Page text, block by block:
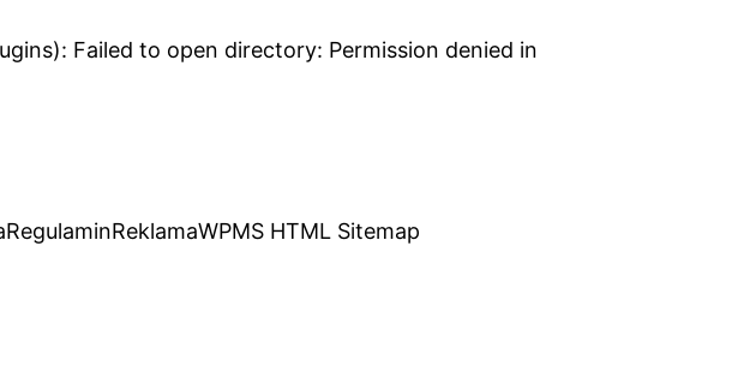
Failed to open directory: Permission denied in
RegulaminReklamaWPMS HTML Sitemap